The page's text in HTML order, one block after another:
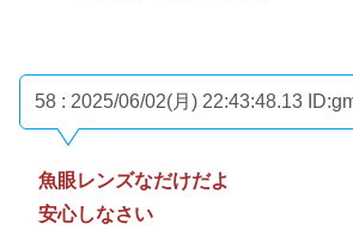
58 : 2025/06/02(月) 22:43:48.13
魚眼レンズなだけだよ
安心しなさい